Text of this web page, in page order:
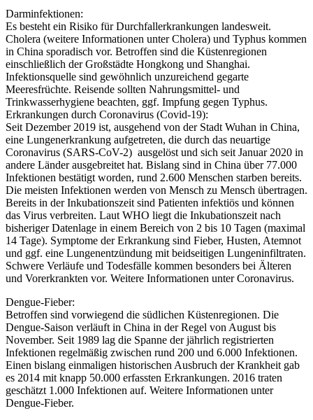
Darminfektionen:
Es besteht ein Risiko für Durchfallerkrankungen landesweit.
Cholera (weitere Informationen unter Cholera) und Typhus kommen
in China sporadisch vor. Betroffen sind die Küstenregionen
einschließlich der Großstädte Hongkong und Shanghai.
Infektionsquelle sind gewöhnlich unzureichend gegarte
Meeresfrüchte. Reisende sollten Nahrungsmittel- und
Trinkwasserhygiene beachten, ggf. Impfung gegen Typhus.
Erkrankungen durch Coronavirus (Covid-19):
Seit Dezember 2019 ist, ausgehend von der Stadt Wuhan in China,
eine Lungenerkrankung aufgetreten, die durch das neuartige
Coronavirus (SARS-CoV-2) ausgelöst und sich seit Januar 2020 in
andere Länder ausgebreitet hat. Bislang sind in China über 77.000
Infektionen bestätigt worden, rund 2.600 Menschen starben bereits.
Die meisten Infektionen werden von Mensch zu Mensch übertragen.
Bereits in der Inkubationszeit sind Patienten infektiös und können
das Virus verbreiten. Laut WHO liegt die Inkubationszeit nach
bisheriger Datenlage in einem Bereich von 2 bis 10 Tagen (maximal
14 Tage). Symptome der Erkrankung sind Fieber, Husten, Atemnot
und ggf. eine Lungenentzündung mit beidseitigen Lungeninfiltraten.
Schwere Verläufe und Todesfälle kommen besonders bei Älteren
und Vorerkrankten vor. Weitere Informationen unter Coronavirus.
Dengue-Fieber:
Betroffen sind vorwiegend die südlichen Küstenregionen. Die
Dengue-Saison verläuft in China in der Regel von August bis
November. Seit 1989 lag die Spanne der jährlich registrierten
Infektionen regelmäßig zwischen rund 200 und 6.000 Infektionen.
Einen bislang einmaligen historischen Ausbruch der Krankheit gab
es 2014 mit knapp 50.000 erfassten Erkrankungen. 2016 traten
geschätzt 1.000 Infektionen auf. Weitere Informationen unter
Dengue-Fieber.